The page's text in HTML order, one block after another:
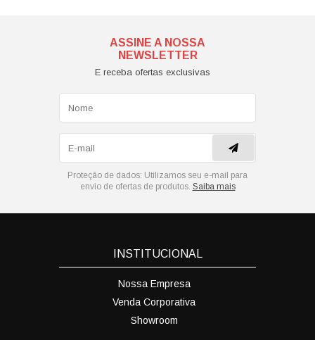
ASSINE A NOSSA
NEWSLETTER
E receba ofertas exclusivas
Proteção de dados: Utilizamos seu e-mail para
envio de ofertas de produtos. Saiba mais
INSTITUCIONAL
Nossa Empresa
Venda Corporativa
Showroom